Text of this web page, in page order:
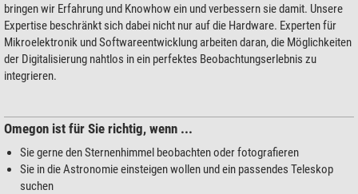
bringen wir Erfahrung und Knowhow ein und verbessern sie damit. Unsere
Expertise beschränkt sich dabei nicht nur auf die Hardware. Experten für
Mikroelektronik und Softwareentwicklung arbeiten daran, die Möglichkeiten
der Digitalisierung nahtlos in ein perfektes Beobachtungserlebnis zu
integrieren.
Omegon ist für Sie richtig, wenn ...
Sie gerne den Sternenhimmel beobachten oder fotografieren
Sie in die Astronomie einsteigen wollen und ein passendes Teleskop
suchen